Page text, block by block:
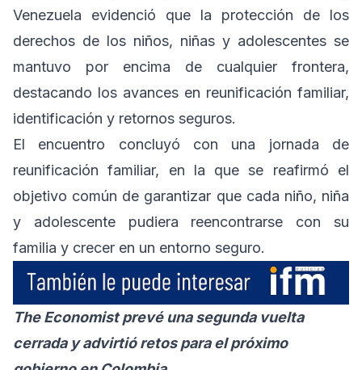
Venezuela evidenció que la protección de los
derechos de los niños, niñas y adolescentes se
mantuvo por encima de cualquier frontera,
destacando los avances en reunificación familiar,
identificación y retornos seguros.
El encuentro concluyó con una jornada de
reunificación familiar, en la que se reafirmó el
objetivo común de garantizar que cada niño, niña
y adolescente pudiera reencontrarse con su
familia y crecer en un entorno seguro.
The Economist prevé una segunda vuelta
cerrada y advirtió retos para el próximo